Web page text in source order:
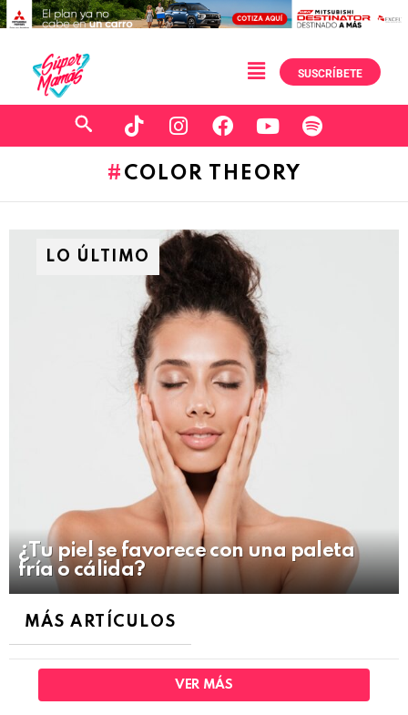
SUSCRÍBETE
COLOR THEORY
LO ÚLTIMO
¿Tu piel se favorece con una paleta
fría o cálida?
MÁS ARTÍCULOS
VER MÁS